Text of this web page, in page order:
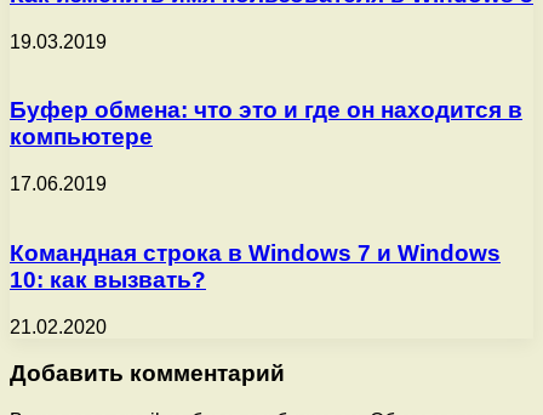
19.03.2019
Буфер обмена: что это и где он находится в
компьютере
17.06.2019
Командная строка в Windows 7 и Windows
10: как вызвать?
21.02.2020
Добавить комментарий